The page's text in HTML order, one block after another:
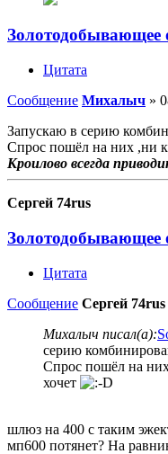
Золотодобывающее
Цитата
Сообщение Михалыч »
Запускаю в серию
Спрос пошёл на них ,ни
Кроилово всегда
Сергей 74rus
Золотодобывающее
Цитата
Сообщение Сергей 74rus
Михалыч писал(а):
серию
Спрос пошёл на
хочет
шлюз на 400 с таким
мп600 потянет? На